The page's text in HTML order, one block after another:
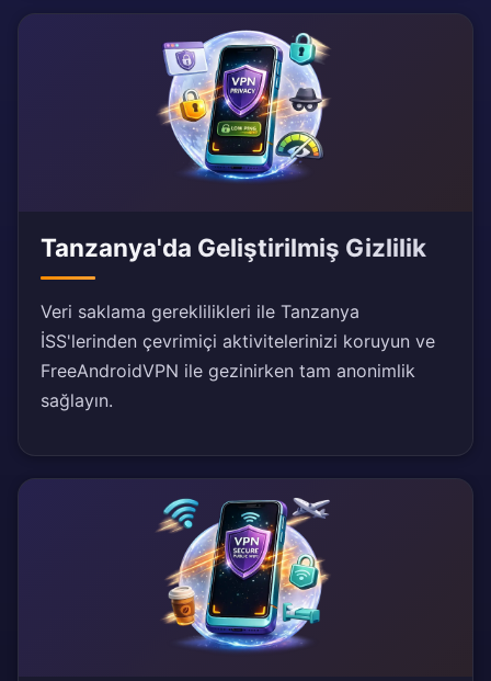
Tanzanya'da Geliştirilmiş Gizlilik
Veri saklama gereklilikleri ile Tanzanya
İSS'lerinden çevrimiçi aktivitelerinizi koruyun ve
FreeAndroidVPN ile gezinirken tam anonimlik
sağlayın.